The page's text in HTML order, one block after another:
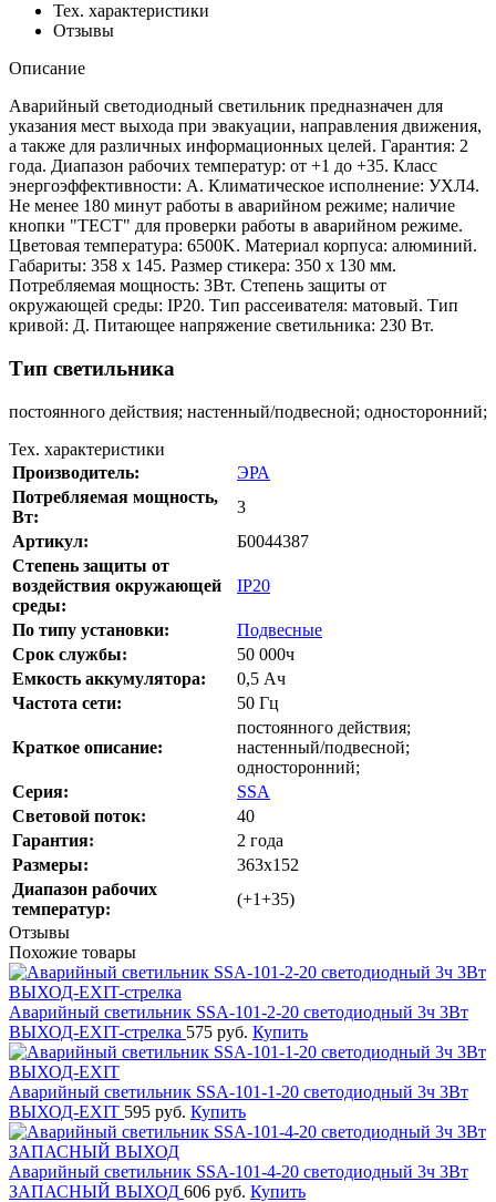
Тех. характеристики
Отзывы
Описание
Аварийный светодиодный светильник предназначен для
указания мест выхода при эвакуации, направления движения,
а также для различных информационных целей. Гарантия: 2
года. Диапазон рабочих температур: от +1 до +35. Класс
энергоэффективности: A. Климатическое исполнение: УХЛ4.
Не менее 180 минут работы в аварийном режиме; наличие
кнопки "ТЕСТ" для проверки работы в аварийном режиме.
Цветовая температура: 6500K. Материал корпуса: алюминий.
Габариты: 358 х 145. Размер стикера: 350 х 130 мм.
Потребляемая мощность: 3Вт. Степень защиты от
окружающей среды: IP20. Тип рассеивателя: матовый. Тип
кривой: Д. Питающее напряжение светильника: 230 Вт.
Тип светильника
постоянного действия; настенный/подвесной; односторонний;
Тех. характеристики
Производитель:
ЭРА
Потребляемая мощность,
Вт:
3
Артикул:
Б0044387
Степень защиты от
воздействия окружающей
среды:
IP20
По типу установки:
Подвесные
Срок службы:
50 000ч
Емкость аккумулятора:
0,5 Ач
Частота сети:
50 Гц
Краткое описание:
постоянного действия;
настенный/подвесной;
односторонний;
Серия:
SSA
Cветовой поток:
40
Гарантия:
2 года
Размеры:
363х152
Диапазон рабочих
температур:
(+1+35)
Отзывы
Похожие товары
Аварийный светильник SSA-101-2-20 светодиодный 3ч 3Вт
ВЫХОД-EXIT-стрелка 575 руб. Купить
Аварийный светильник SSA-101-1-20 светодиодный 3ч 3Вт
ВЫХОД-EXIT 595 руб. Купить
Аварийный светильник SSA-101-4-20 светодиодный 3ч 3Вт
ЗАПАСНЫЙ ВЫХОД 606 руб. Купить